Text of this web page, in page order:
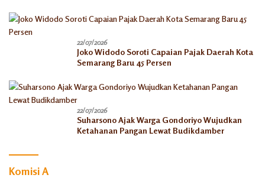
22/07/2026
Joko Widodo Soroti Capaian Pajak Daerah Kota
Semarang Baru 45 Persen
22/07/2026
Suharsono Ajak Warga Gondoriyo Wujudkan
Ketahanan Pangan Lewat Budikdamber
Komisi A